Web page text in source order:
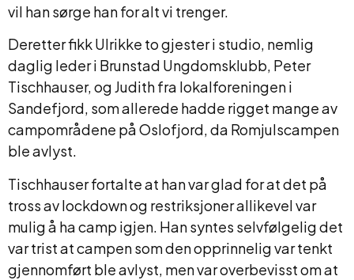
vil han sørge han for alt vi trenger.
Deretter fikk Ulrikke to gjester i studio, nemlig
daglig leder i Brunstad Ungdomsklubb, Peter
Tischhauser, og Judith fra lokalforeningen i
Sandefjord, som allerede hadde rigget mange av
campområdene på Oslofjord, da Romjulscampen
ble avlyst.
Tischhauser fortalte at han var glad for at det på
tross av lockdown og restriksjoner allikevel var
mulig å ha camp igjen. Han syntes selvfølgelig det
var trist at campen som den opprinnelig var tenkt
gjennomført ble avlyst, men var overbevisst om at